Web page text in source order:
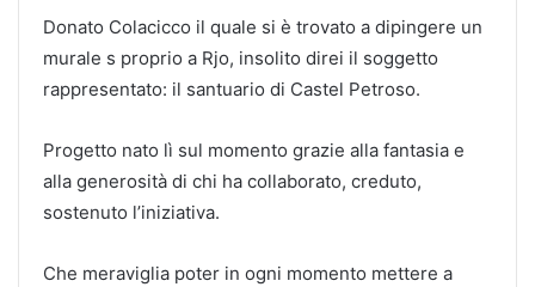
Donato Colacicco il quale si è trovato a dipingere un
murale s proprio a Rjo, insolito direi il soggetto
rappresentato: il santuario di Castel Petroso.
Progetto nato lì sul momento grazie alla fantasia e
alla generosità di chi ha collaborato, creduto,
sostenuto l’iniziativa.
Che meraviglia poter in ogni momento mettere a